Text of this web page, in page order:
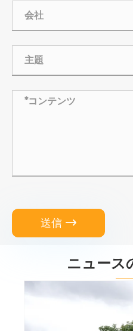
送信 
ニュース